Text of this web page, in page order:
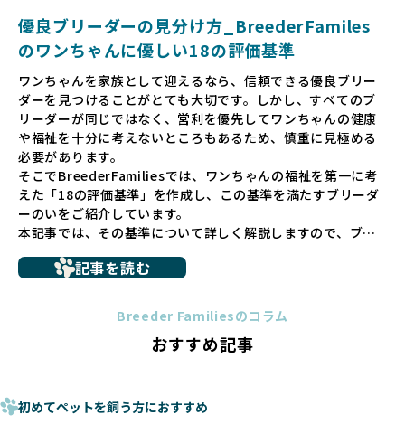
ゃんに優しい世界を築いていきたいと考えています。
長するための環境が十分に整っていない場合が多く、販売ま
での間に過密な環境や長距離移動のストレスを受けることが
少なくありません。このような環境は、健康リスクや社会性
の問題につながりやすく、ワンちゃんにとっても望ましいと
は言えません。
こうした背景から、BreederFamiliesはペットショップを介
さない直接販売を採用するとともに、ペットオークションや
ペットショップを利用するブリーダーの掲載も行ってしませ
ん。
ペットショップを避けた方がいい理由の詳細はこちら
法令レベルの最低基準にとどまっていることが問題です。こ
ものに過ぎず、ワンちゃんの心身の福祉やブリーダーの責任
少なくなく、消費者にとって選択の判断が難しい現状があり
優良ブリーダーの見分け方_BreederFamiles
のワンちゃんに優しい18の評価基準
ワンちゃんを家族として迎えるなら、信頼できる優良ブリー
ダーを見つけることがとても大切です。しかし、すべてのブ
リーダーが同じではなく、営利を優先してワンちゃんの健康
や福祉を十分に考えないところもあるため、慎重に見極める
必要があります。
そこでBreederFamiliesでは、ワンちゃんの福祉を第一に考
えた「18の評価基準」を作成し、この基準を満たすブリーダ
ーのいをご紹介しています。
本記事では、その基準について詳しく解説しますので、ブリ
に断尾（しっぽを切る）や断耳（耳を切る）が行われている
ことがあります。
これは痛みを伴う処置で、ワンちゃんの身体的な負担が大き
手段でもあるため、切断されることで他の犬や人間との意思
記事を読む
Breeder Familiesのコラム
おすすめ記事
初めてペットを飼う方におすすめ